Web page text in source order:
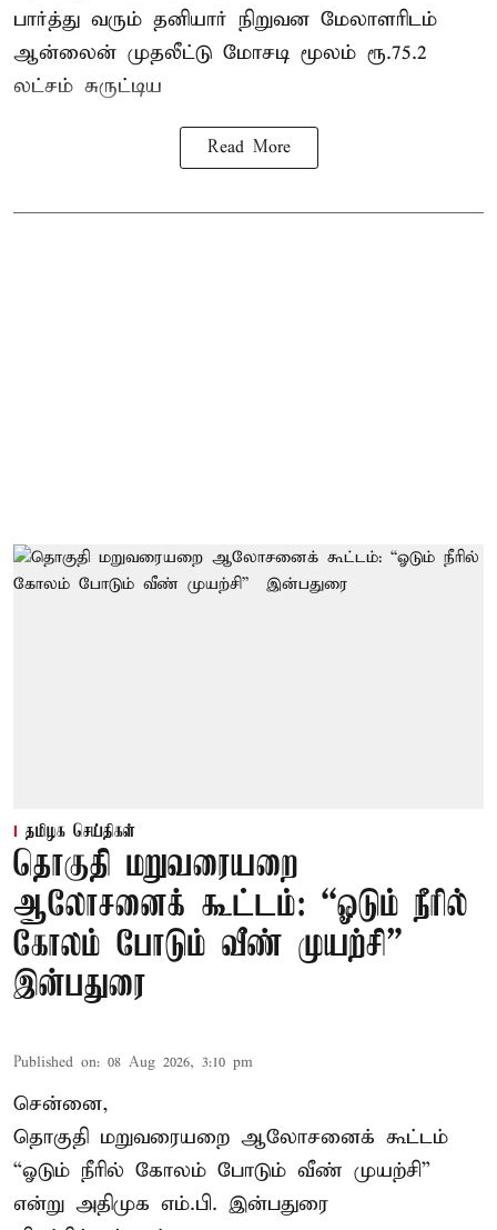
பார்த்து வரும் தனியார் நிறுவன மேலாளரிடம்
ஆன்லைன் முதலீட்டு மோசடி மூலம் ரூ.75.2
லட்சம் சுருட்டிய
Read More
தமிழக செய்திகள்
தொகுதி மறுவரையறை
ஆலோசனைக் கூட்டம்: “ஓடும் நீரில்
கோலம் போடும் வீண் முயற்சி” –
இன்பதுரை
Published on: 08 Aug 2026, 3:10 pm
சென்னை,
தொகுதி மறுவரையறை ஆலோசனைக் கூட்டம்
“ஓடும் நீரில் கோலம் போடும் வீண் முயற்சி”
என்று அதிமுக எம்.பி. இன்பதுரை